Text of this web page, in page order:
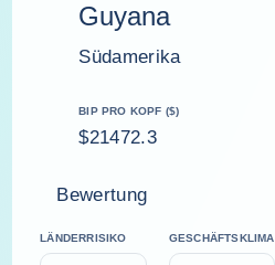
Guyana
Südamerika
BIP PRO KOPF ($)
$21472.3
Bewertung
LÄNDERRISIKO GESCHÄFTSKLIMA